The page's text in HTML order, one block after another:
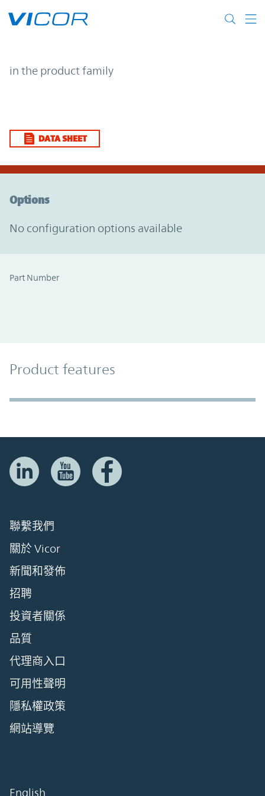
| | Vicor
in the product family
DATA SHEET
Options
No configuration options available
Part Number
Product Features
Product features
Accordion Section
聯繫我們
關於 Vicor
新聞和發佈
招聘
投資者關係
品質
代理商入口
可用性聲明
隱私權政策
網站導覽
English